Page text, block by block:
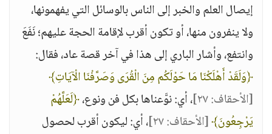
إيصال العلم والخبر إلى الناس بالوسائل التي يفهمونها،
ولا ينفرون منها، أو تكون أقرب لإقامة الحجة عليهم؛ نَفَعَ
وانتفع، وأشار الباري إلى هذا في آخر قصة عاد، فقال:
﴿وَلَقَدْ أَهْلَكْنَا مَا حَوْلَكُم مِنَ الْقُرَى وَصَرَّفْنَا الْآيَاتِ﴾
[الأحقاف: ٢٧]
، أي: نوَّعناها بكل فن ونوع،﴿لَعَلَّهُمْ
يَرْجِعُونَ﴾[الأحقاف: ٢٧]
، أي: ليكون أقرب لحصول